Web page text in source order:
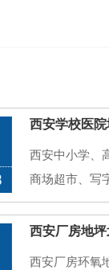
西安中小学、
商场超市、写
的公共区域。
久了容易出现
西安厂房环氧